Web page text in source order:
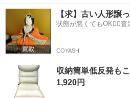
れないと思い座っていませんので、座れるかわ
ークとして飾るのも良いと思います。 受け渡し場所は浜松市中央区村
櫛町です。 よろしくお願...
静岡 浜松市 弁天島駅 椅子
【求】古い人形譲
状態が悪くてもOK🙆‍♀️査
COYASH
収納簡単低反発も
1,920円